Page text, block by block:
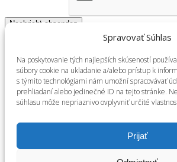
Spravovať Súhlas
Na poskytovanie tých najlepších skúseností
súbory cookie na ukladanie a/alebo prístup k
s týmito technológiami nám umožní spracovávať
prehliadaní alebo jedinečné ID na tejto stránke.
súhlasu môže nepriaznivo ovplyvniť určité
Prijať
GOOGLE +